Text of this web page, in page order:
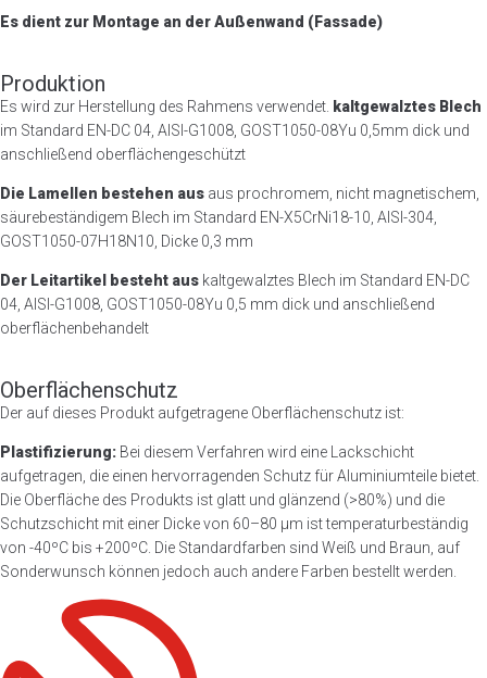
Es dient zur Montage an der Außenwand (Fassade)
Produktion
Es wird zur Herstellung des Rahmens verwendet. kaltgewalztes Blech
im Standard EN-DC 04, AISI-G1008, GOST1050-08Yu 0,5mm dick und
anschließend oberflächengeschützt
Die Lamellen bestehen aus aus prochromem, nicht magnetischem,
säurebeständigem Blech im Standard EN-X5CrNi18-10, AISI-304,
GOST1050-07H18N10, Dicke 0,3 mm
Der Leitartikel besteht aus kaltgewalztes Blech im Standard EN-DC
04, AISI-G1008, GOST1050-08Yu 0,5 mm dick und anschließend
oberflächenbehandelt
Oberflächenschutz
Der auf dieses Produkt aufgetragene Oberflächenschutz ist:
Plastifizierung: Bei diesem Verfahren wird eine Lackschicht
aufgetragen, die einen hervorragenden Schutz für Aluminiumteile bietet.
Die Oberfläche des Produkts ist glatt und glänzend (>80%) und die
Schutzschicht mit einer Dicke von 60–80 μm ist temperaturbeständig
von -40ºC bis +200ºC. Die Standardfarben sind Weiß und Braun, auf
Sonderwunsch können jedoch auch andere Farben bestellt werden.